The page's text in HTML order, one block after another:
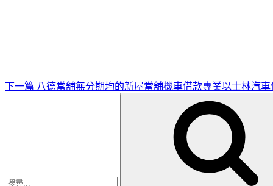
下一篇 八德當舖無分期均的新屋當舖機車借款專業以士林汽車